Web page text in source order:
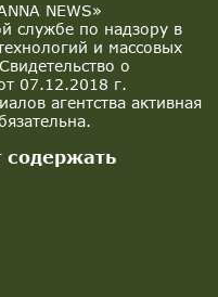
NEWS»
службе по надзору в
и массовых
о
07.12.2018 г.
агентства активная
содержать